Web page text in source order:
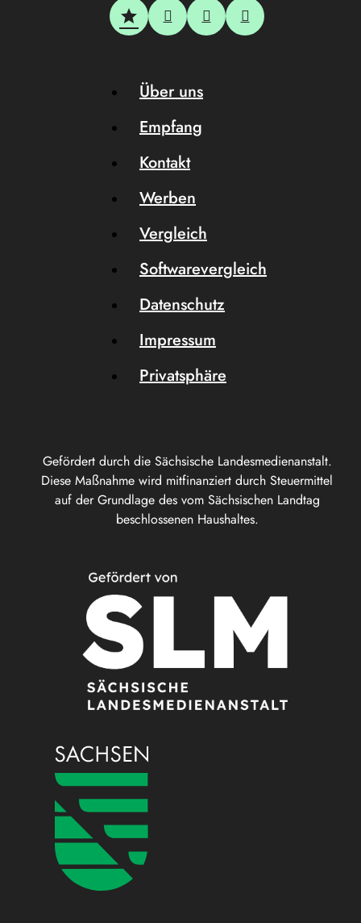
Gefördert durch die Sächsische Landesmedienanstalt.
Diese Maßnahme wird mitfinanziert durch Steuermittel
auf der Grundlage des vom Sächsischen Landtag
beschlossenen Haushaltes.
Über uns
Empfang
Kontakt
Werben
Vergleich
Softwarevergleich
Datenschutz
Impressum
Privatsphäre